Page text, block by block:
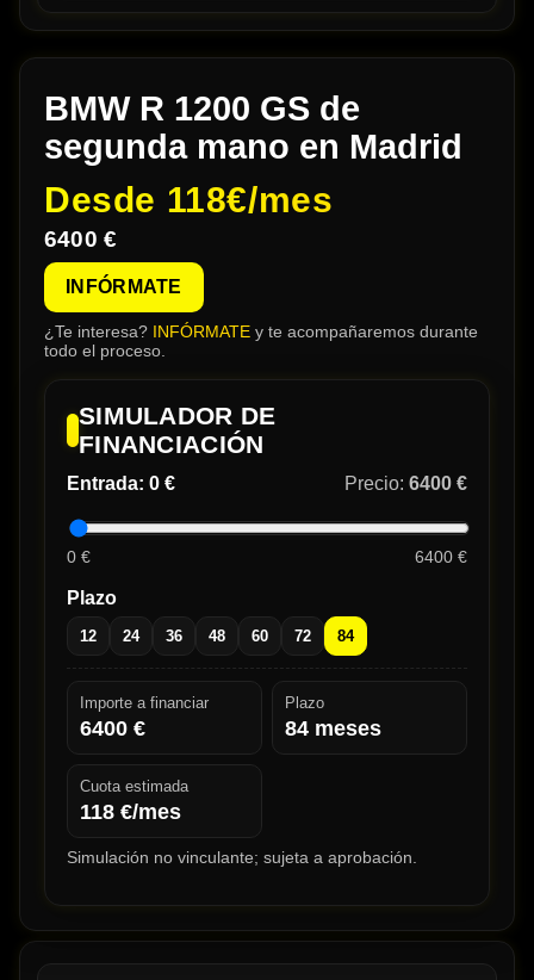
BMW R 1200 GS de
segunda mano en Madrid
Desde 118€/mes
6400 €
INFÓRMATE
¿Te interesa? INFÓRMATE y te acompañaremos durante
todo el proceso.
SIMULADOR DE
FINANCIACIÓN
Entrada: 0 € Precio: 6400 €
0 € 6400 €
Plazo
12 24 36 48 60 72 84
Importe a financiar
6400 €
Plazo
84 meses
Cuota estimada
118 €/mes
Simulación no vinculante; sujeta a aprobación.